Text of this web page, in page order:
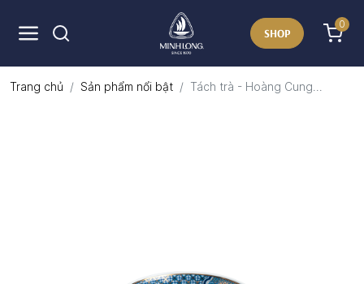
SHOP
0
Trang chủ Sản phẩm nổi bật Tách trà - Hoàng Cung...